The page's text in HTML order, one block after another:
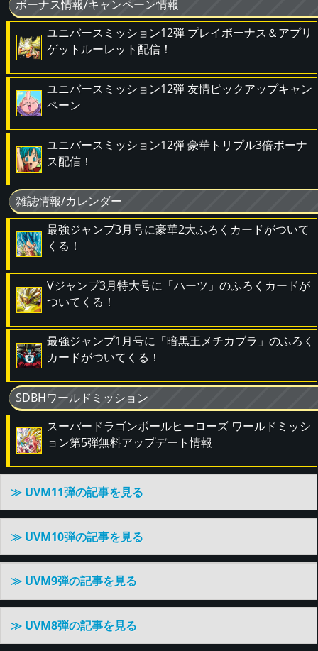
ボーナス情報/キャンペーン情報
ユニバースミッション12弾 プレイボーナス＆アプリ
ゲットルーレット配信！
ユニバースミッション12弾 友情ピックアップキャン
ペーン
ユニバースミッション12弾 豪華トリプル3倍ボーナ
ス配信！
雑誌情報/カレンダー
最強ジャンプ3月号に豪華2大ふろくカードがついて
くる！
Vジャンプ3月特大号に「ハーツ」のふろくカードが
ついてくる！
最強ジャンプ1月号に「暗黒王メチカブラ」のふろく
カードがついてくる！
SDBHワールドミッション
スーパードラゴンボールヒーローズ ワールドミッシ
ョン第5弾無料アップデート情報
≫ UVM11弾の記事を見る
≫ UVM10弾の記事を見る
≫ UVM9弾の記事を見る
≫ UVM8弾の記事を見る